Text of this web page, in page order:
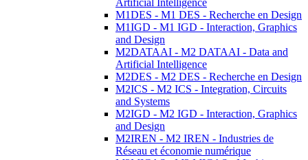
Artificial Intelligence
M1DES - M1 DES - Recherche en Design
M1IGD - M1 IGD - Interaction, Graphics
and Design
M2DATAAI - M2 DATAAI - Data and
Artificial Intelligence
M2DES - M2 DES - Recherche en Design
M2ICS - M2 ICS - Integration, Circuits
and Systems
M2IGD - M2 IGD - Interaction, Graphics
and Design
M2IREN - M2 IREN - Industries de
Réseau et économie numérique